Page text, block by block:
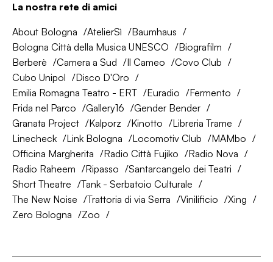
La nostra rete di amici
About Bologna AtelierSì
Baumhaus
Bologna Città della Musica UNESCO
Biografilm
Berberè
Camera a Sud Il Cameo
Covo Club
Cubo Unipol
Disco D'Oro
Emilia Romagna Teatro - ERT
Euradio
Fermento
Frida nel Parco
Gallery16
Gender Bender
Granata Project
Kalporz Kinotto
Libreria Trame
Linecheck
Link Bologna Locomotiv Club
MAMbo
Officina Margherita
Radio Città Fujiko
Radio Nova
Radio Raheem
Ripasso
Santarcangelo dei Teatri
Short Theatre
Tank - Serbatoio Culturale
The New Noise
Trattoria di via Serra Vinilificio
Xing
Zero Bologna
Zoo